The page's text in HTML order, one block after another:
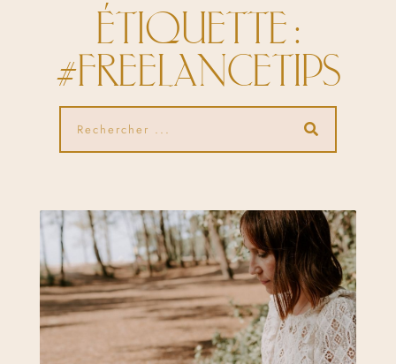
ÉTIQUETTE :
#FREELANCETIPS